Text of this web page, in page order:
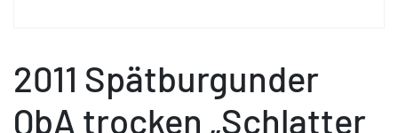
2011 Spätburgunder
QbA trocken „Schlatter